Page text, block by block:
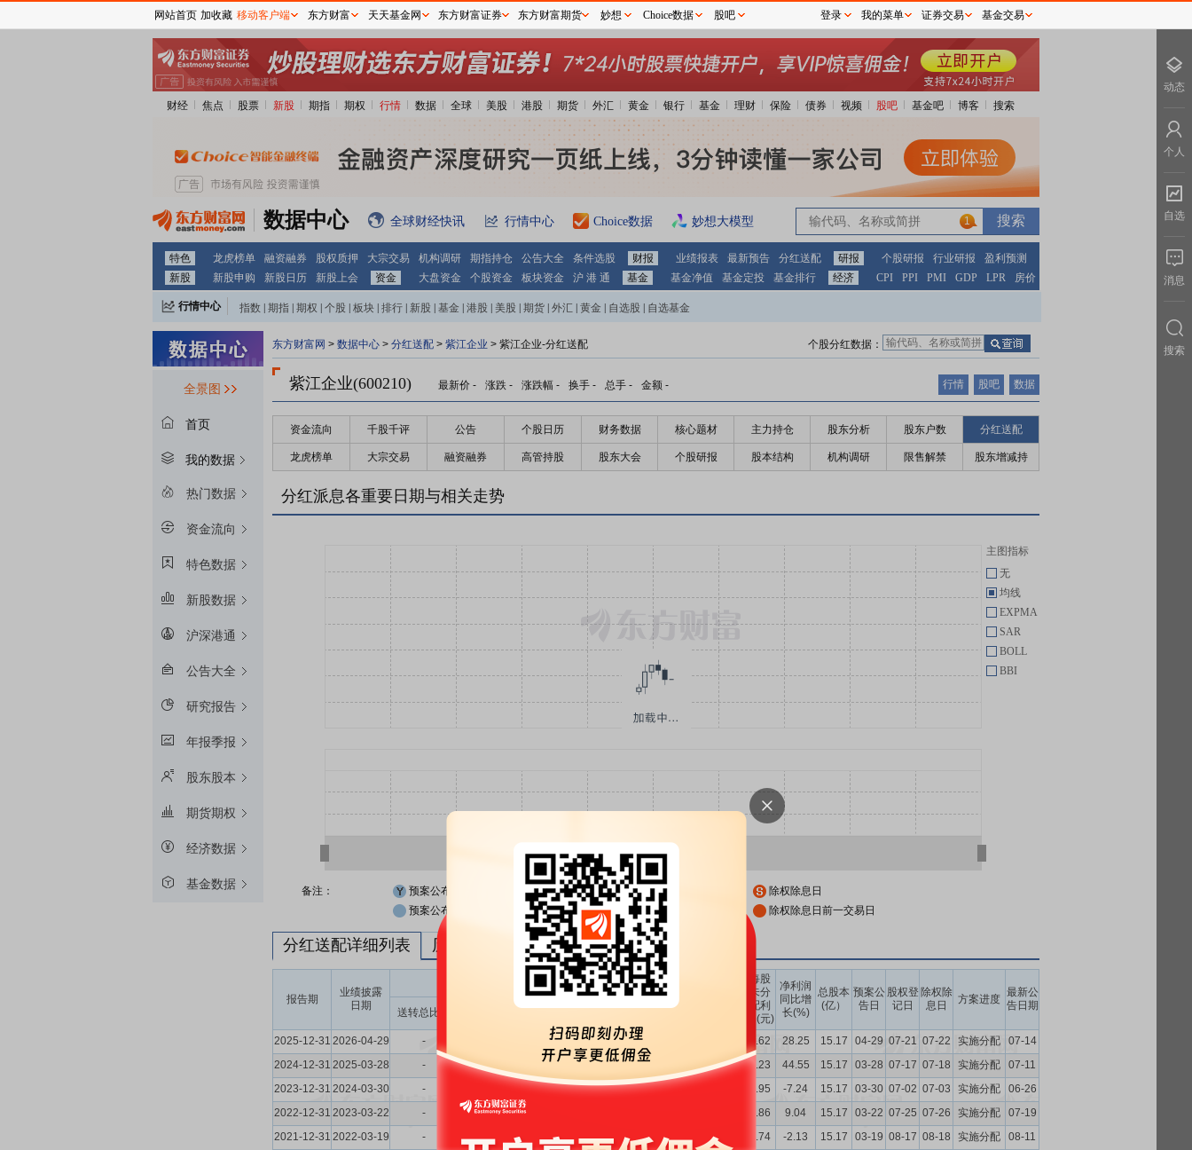
财经 焦点 股票 新股 期指 期权 行情 数据 全球 美股 港股 期货 外汇 黄金 银行 基金 理财 保险 债券 视频 股吧 基金吧 博客 搜索
数据中心 全球财经快讯 行情中心 Choice数据 妙想大模型 1
特色 龙虎榜单 融资融券 股权质押 大宗交易 机构调研 期指持仓 公告大全 条件选股 财报 业绩报表 最新预告 分红送配 研报 个股研报 行业研报
盈利预测
新股
新股申购 新股日历 新股上会 资金 大盘资金 个股资金 板块资金 沪 港 通 基金 基金净值 基金定投 基金排行 经济 CPI PPI PMI GDP LPR 房价
行情中心 指数 期指 期权 个股 板块 排行 新股 基金 港股 美股 期货 外汇 黄金 自选股 自选基金
全景图
首页
我的数据
热门数据
资金流向
特色数据
新股数据
沪深港通
公告大全
研究报告
年报季报
股东股本
期货期权
经济数据
基金数据
东方财富网 > 数据中心 > 分红送配 > 紫江企业 > 紫江企业-分红送配 个股分红数据：
紫江企业(600210) 最新价 - 涨跌 - 涨跌幅 - 换手 - 总手 - 金额 - 行情 股吧 数据
资金流向 千股千评 公告 个股日历 财务数据 核心题材 主力持仓 股东分析 股东户数 分红送配
龙虎榜单 大宗交易 融资融券 高管持股 股东大会 个股研报 股本结构 机构调研 限售解禁 股东增减持
分红派息各重要日期与相关走势
主图指标
无
均线
EXPMA
SAR
BOLL
BBI
备注： 预案公布日 股权登记日
除权除息日
预案公布日前一交易日
股权登记日前一交易日 除权除息日前一交易日
分红送配详细列表 历次分红派息与涨跌幅表现
报告期
业绩披露
日期
现金分红
每股
收益
每股
未分
配利
润(元)
净利润
同比增
长(%)
总股本
(亿）
预案公
告日
股权登
记日
除权除
息日
方案进度
最新公
告日期
送转总比例
现金分红比
股息率
2025-12-31 2026-04-29 - 10派3.5 5.34 2.62 28.25 15.17 04-29 07-21 07-22 实施分配
07-14
2024-12-31 2025-03-28 - - 10派3 4.40 4.06 0.19 2.23 44.55 15.17 03-28 07-17 07-18 实施分配
07-11
2023-12-31 2024-03-30 - - 10派2.5 4.64 0.37 1.95 -7.24 15.17 03-30 07-02 07-03 实施分配
06-26
2022-12-31 2023-03-22 - - - 1.86 9.04 15.17 03-22 07-25 07-26 实施分配
07-19
2021-12-31 2022-03-19 - - 10派2.5 4.01 0.37 3.66 0.23 1.74 -2.13 15.17 03-19 08-17 08-18 实施分配
08-11
网站首页 加收藏 移动客户端 东方财富 天天基金网 东方财富证券 东方财富期货 妙想 Choice数据 股吧 登录 我的菜单 证券交易 基金交易
动态
个人
自选
消息
搜索